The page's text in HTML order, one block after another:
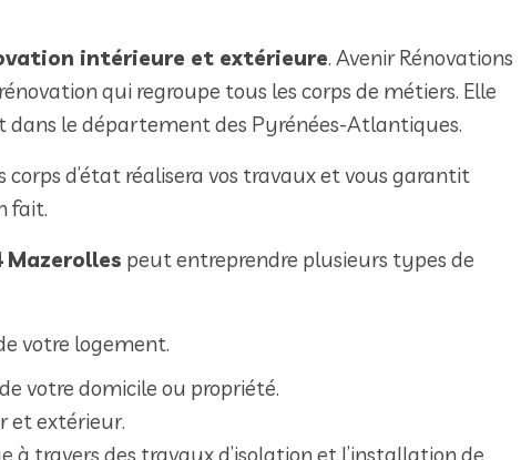
intérieure et extérieure. Avenir Rénovations
qui regroupe tous les corps de métiers. Elle
dans le département des Pyrénées-Atlantiques.
corps d’état réalisera vos travaux et vous garantit
fait.
Mazerolles peut entreprendre plusieurs types de
votre logement.
votre domicile ou propriété.
et extérieur.